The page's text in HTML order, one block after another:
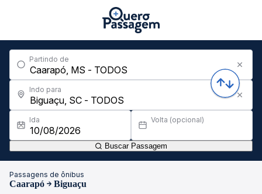
Partindo de
Indo para
Ida Volta (opcional)
Buscar Passagem
Passagens de ônibus
Caarapó Biguaçu